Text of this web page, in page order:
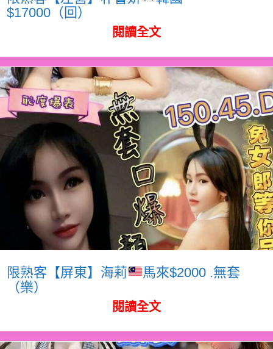
$17000（回）
閱讀全文
限熟客【屏東】海莉
馬來$2000 .無套
（樂）
閱讀全文